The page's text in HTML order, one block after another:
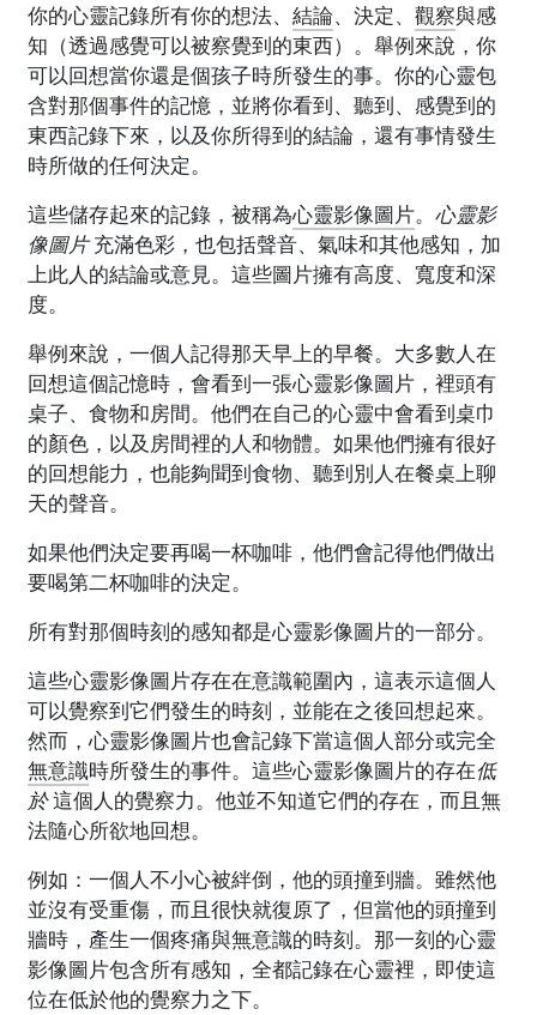
你的心靈記錄所有你的想法、 結論、決定、 觀察與感
知（透過感覺可以被察覺到的東西）。舉例來說，你
可以回想當你還是個孩子時所發生的事。你的心靈包
含對那個事件的記憶，並將你看到、聽到、感覺到的
東西記錄下來，以及你所得到的結論，還有事情發生
時所做的任何決定。
這些儲存起來的記錄，被稱為心靈影像圖片。 心靈影
像圖片充滿色彩，也包括聲音、氣味和其他感知，加
上此人的結論或意見。這些圖片擁有高度、寬度和深
度。
舉例來說，一個人記得那天早上的早餐。大多數人在
回想這個記憶時，會看到一張心靈影像圖片，裡頭有
桌子、食物和房間。他們在自己的心靈中會看到桌巾
的顏色，以及房間裡的人和物體。如果他們擁有很好
的回想能力，也能夠聞到食物、聽到別人在餐桌上聊
天的聲音。
如果他們決定要再喝一杯咖啡，他們會記得他們做出
要喝第二杯咖啡的決定。
所有對那個時刻的感知都是心靈影像圖片的一部分。
這些心靈影像圖片存在在意識範圍內，這表示這個人
可以覺察到它們發生的時刻，並能在之後回想起來。
然而，心靈影像圖片也會記錄下當這個人部分或完全
無意識時所發生的事件。這些心靈影像圖片的存在低
於這個人的覺察力。他並不知道它們的存在，而且無
法隨心所欲地回想。
例如：一個人不小心被絆倒，他的頭撞到牆。雖然他
並沒有受重傷，而且很快就復原了，但當他的頭撞到
牆時，產生一個疼痛與無意識的時刻。那一刻的心靈
影像圖片包含所有感知，全都記錄在心靈裡，即使這
位在低於他的覺察力之下。